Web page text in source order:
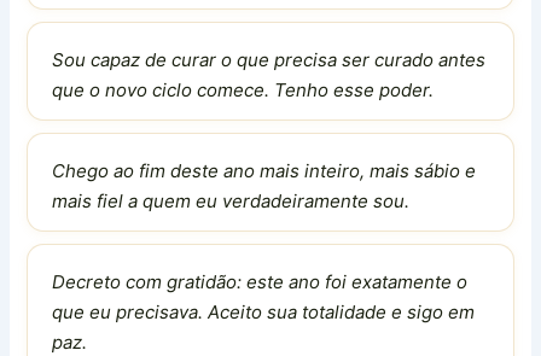
Sou capaz de curar o que precisa ser curado antes
que o novo ciclo comece. Tenho esse poder.
Chego ao fim deste ano mais inteiro, mais sábio e
mais fiel a quem eu verdadeiramente sou.
Decreto com gratidão: este ano foi exatamente o
que eu precisava. Aceito sua totalidade e sigo em
paz.